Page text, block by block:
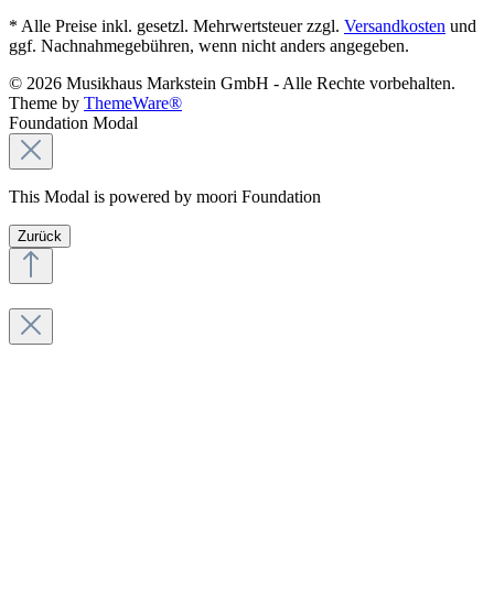
* Alle Preise inkl. gesetzl. Mehrwertsteuer zzgl. Versandkosten und
ggf. Nachnahmegebühren, wenn nicht anders angegeben.
© 2026 Musikhaus Markstein GmbH - Alle Rechte vorbehalten.
Theme by ThemeWare®
Foundation Modal
This Modal is powered by moori Foundation
Zurück